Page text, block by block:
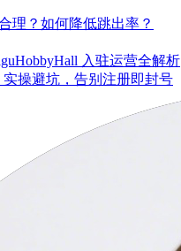
理？如何降低跳出率？
入驻运营全解析
实操避坑，告别注册即封号